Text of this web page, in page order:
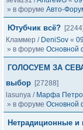
» в форуме Авто-
Ютубчик всё? [2244]
Кламмер / DeniSov «
» в форуме Основной
ГОЛОСУЕМ ЗА
выбор [27288]
lasunya / Марфа
» в форуме Основной
Нетрадиционные